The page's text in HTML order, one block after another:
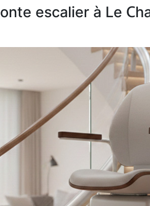
escalier à Le